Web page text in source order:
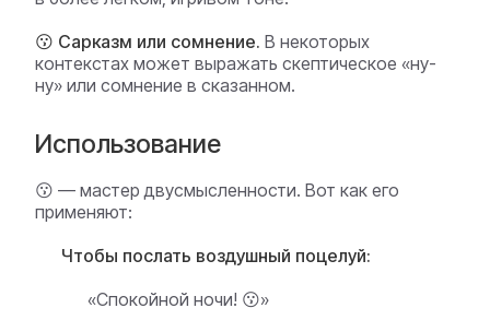
😗 Сарказм или сомнение. В некоторых
контекстах может выражать скептическое «ну-
ну» или сомнение в сказанном.
Использование
😗 — мастер двусмысленности. Вот как его
применяют:
Чтобы послать воздушный поцелуй:
«Спокойной ночи! 😗»